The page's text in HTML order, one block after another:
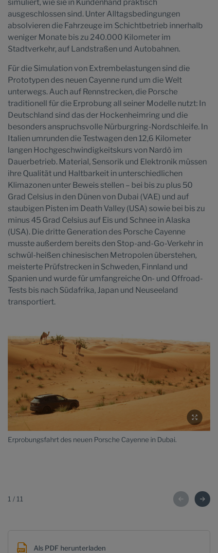
simuliert, wie sie in Kundenhand praktisch
ausgeschlossen sind. Unter Alltagsbedingungen
absolvieren die Fahrzeuge im Schichtbetrieb innerhalb
weniger Monate bis zu 240.000 Kilometer im
Stadtverkehr, auf Landstraßen und Autobahnen.
Für die Simulation von Extrembelastungen sind die
Prototypen des neuen Cayenne rund um die Welt
unterwegs. Auch auf Rennstrecken, die Porsche
traditionell für die Erprobung all seiner Modelle nutzt: In
Deutschland sind das der Hockenheimring und die
besonders anspruchsvolle Nürburgring-Nordschleife. In
Italien umrunden die Testwagen den 12,6 Kilometer
langen Hochgeschwindigkeitskurs von Nardò im
Dauerbetrieb. Material, Sensorik und Elektronik müssen
ihre Qualität und Haltbarkeit in unterschiedlichen
Klimazonen unter Beweis stellen – bei bis zu plus 50
Grad Celsius in den Dünen von Dubai (VAE) und auf
staubigen Pisten im Death Valley (USA) sowie bei bis zu
minus 45 Grad Celsius auf Eis und Schnee in Alaska
(USA). Die dritte Generation des Porsche Cayenne
musste außerdem bereits den Stop-and-Go-Verkehr in
schwül-heißen chinesischen Metropolen überstehen,
meisterte Prüfstrecken in Schweden, Finnland und
Spanien und wurde für umfangreiche On- und Offroad-
Tests bis nach Südafrika, Japan und Neuseeland
transportiert.
Erprobungsfahrt des neuen Porsche Cayenne in Dubai.
1 / 11
Als PDF herunterladen